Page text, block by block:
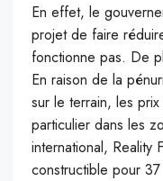
En effet, le
projet de faire
fonctionne pas. De
En raison de la
sur le terrain, les
particulier dans les
international, Reality
constructible pour